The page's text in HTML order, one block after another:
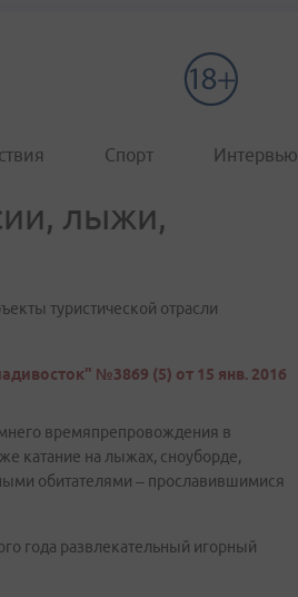
Спорт Интервью
лыжи,
туристической отрасли
№3869 (5) от 15 янв. 2016
времяпрепровождения в
катание на лыжах, сноуборде,
обитателями – прославившимися
года развлекательный игорный